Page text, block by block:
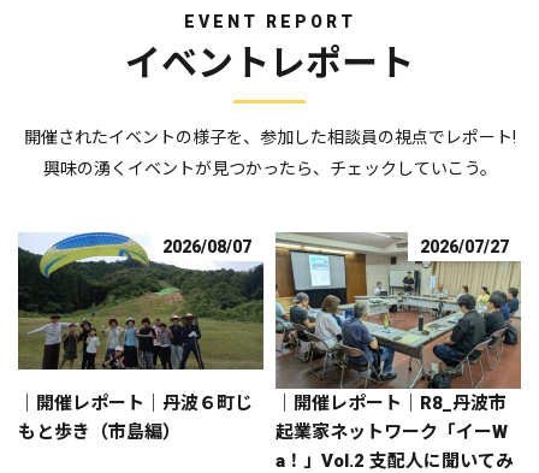
EVENT REPORT
イベントレポート
開催されたイベントの様子を、参加した相談員の視点でレポート!
興味の湧くイベントが見つかったら、チェックしていこう。
2026/08/07
｜開催レポート｜丹波６町じ
もと歩き（市島編）
2026/07/27
｜開催レポート｜R8_丹波市
起業家ネットワーク「イーW
a！」Vol.2 支配人に聞いてみ